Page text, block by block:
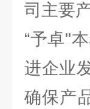
司主要
“予卓"
进企业
确保产